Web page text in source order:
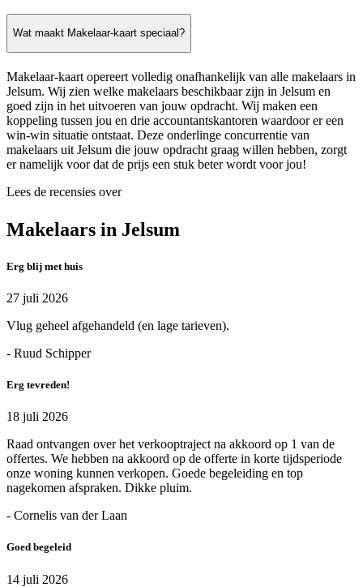
Wat maakt Makelaar-kaart speciaal?
Makelaar-kaart opereert volledig onafhankelijk van alle makelaars in
Jelsum. Wij zien welke makelaars beschikbaar zijn in Jelsum en
goed zijn in het uitvoeren van jouw opdracht. Wij maken een
koppeling tussen jou en drie accountantskantoren waardoor er een
win-win situatie ontstaat. Deze onderlinge concurrentie van
makelaars uit Jelsum die jouw opdracht graag willen hebben, zorgt
er namelijk voor dat de prijs een stuk beter wordt voor jou!
Lees de recensies over
Makelaars in Jelsum
Erg blij met huis
27 juli 2026
Vlug geheel afgehandeld (en lage tarieven).
- Ruud Schipper
Erg tevreden!
18 juli 2026
Raad ontvangen over het verkooptraject na akkoord op 1 van de
offertes. We hebben na akkoord op de offerte in korte tijdsperiode
onze woning kunnen verkopen. Goede begeleiding en top
nagekomen afspraken. Dikke pluim.
- Cornelis van der Laan
Goed begeleid
14 juli 2026